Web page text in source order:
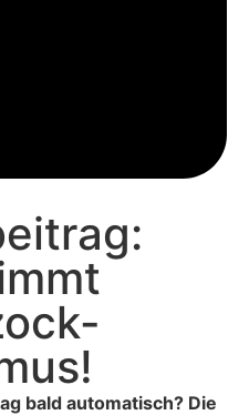
bald automatisch? Die